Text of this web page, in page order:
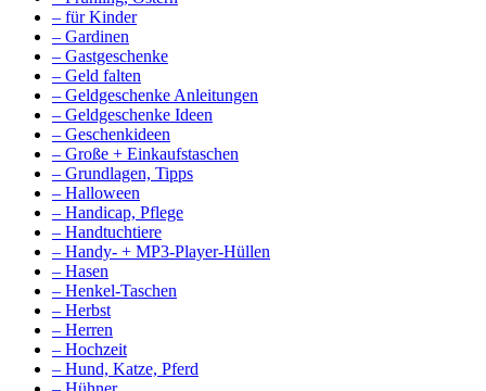
– für Kinder
– Gardinen
– Gastgeschenke
– Geld falten
– Geldgeschenke Anleitungen
– Geldgeschenke Ideen
– Geschenkideen
– Große + Einkaufstaschen
– Grundlagen, Tipps
– Halloween
– Handicap, Pflege
– Handtuchtiere
– Handy- + MP3-Player-Hüllen
– Hasen
– Henkel-Taschen
– Herbst
– Herren
– Hochzeit
– Hund, Katze, Pferd